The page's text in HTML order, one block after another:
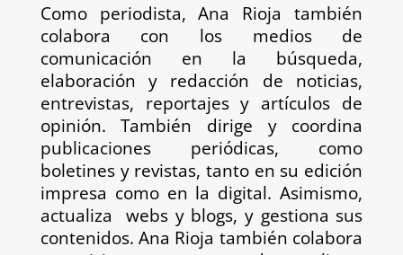
Como periodista, Ana Rioja también
colabora con los medios de
comunicación en la búsqueda,
elaboración y redacción de noticias,
entrevistas, reportajes y artículos de
opinión. También dirige y coordina
publicaciones periódicas, como
boletines y revistas, tanto en su edición
impresa como en la digital. Asimismo,
actualiza webs y blogs, y gestiona sus
contenidos. Ana Rioja también colabora